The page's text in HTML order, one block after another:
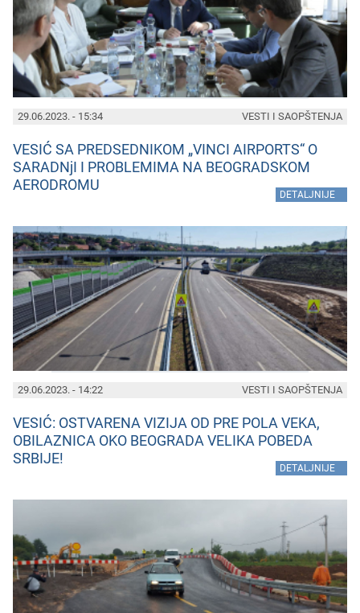
29.06.2023. - 15:34
VESIĆ SA PREDSEDNIKOM „VINCI AIRPORTS“ O
SARADNjI I PROBLEMIMA NA BEOGRADSKOM
AERODROMU
DETALJNIJE
VESTI I SAOPŠTENJA
29.06.2023. - 14:22
VESIĆ: OSTVARENA VIZIJA OD PRE POLA VEKA,
OBILAZNICA OKO BEOGRADA VELIKA POBEDA
SRBIJE!
DETALJNIJE
VESTI I SAOPŠTENJA